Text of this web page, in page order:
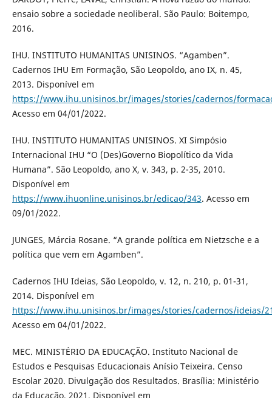
ensaio sobre a sociedade neoliberal. São Paulo: Boitempo,
2016.
IHU. INSTITUTO HUMANITAS UNISINOS. “Agamben”.
Cadernos IHU Em Formação, São Leopoldo, ano IX, n. 45,
2013. Disponível em
https://www.ihu.unisinos.br/images/stories/cadernos/
Acesso em 04/01/2022.
IHU. INSTITUTO HUMANITAS UNISINOS. XI Simpósio
Internacional IHU “O (Des)Governo Biopolítico da Vida
Humana”. São Leopoldo, ano X, v. 343, p. 2-35, 2010.
Disponível em
https://www.ihuonline.unisinos.br/edicao/343. Acesso em
09/01/2022.
JUNGES, Márcia Rosane. “A grande política em Nietzsche e a
política que vem em Agamben”.
Cadernos IHU Ideias, São Leopoldo, v. 12, n. 210, p. 01-31,
2014. Disponível em
https://www.ihu.unisinos.br/images/stories/cadernos/ideias/
Acesso em 04/01/2022.
MEC. MINISTÉRIO DA EDUCAÇÃO. Instituto Nacional de
Estudos e Pesquisas Educacionais Anísio Teixeira. Censo
Escolar 2020. Divulgação dos Resultados. Brasília: Ministério
da Educação, 2021. Disponível em